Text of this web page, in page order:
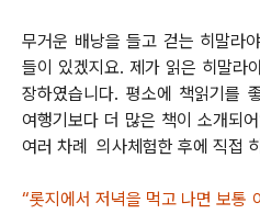
무거운 배낭을 들고 걷는 히말라
들이 있겠지요. 제가 읽은 히말라
장하였습니다. 평소에 책읽기를
여행기보다 더 많은 책이 소개되
여러 차례 의사체험한 후에 직접
“롯지에서 저녁을 먹고 나면 보통